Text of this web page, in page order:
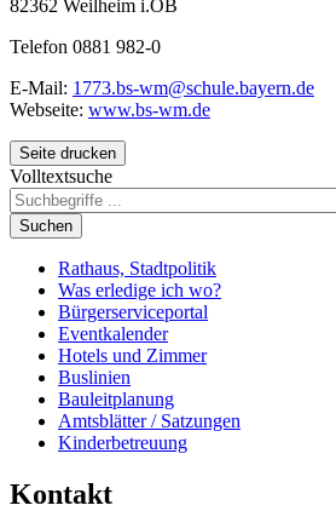
82362 Weilheim i.OB
Telefon 0881 982-0
E-Mail: 1773.bs-wm@schule.bayern.de
Webseite: www.bs-wm.de
Seite drucken
Volltextsuche
Suchen
Rathaus, Stadtpolitik
Was erledige ich wo?
Bürgerserviceportal
Eventkalender
Hotels und Zimmer
Buslinien
Bauleitplanung
Amtsblätter / Satzungen
Kinderbetreuung
Kontakt